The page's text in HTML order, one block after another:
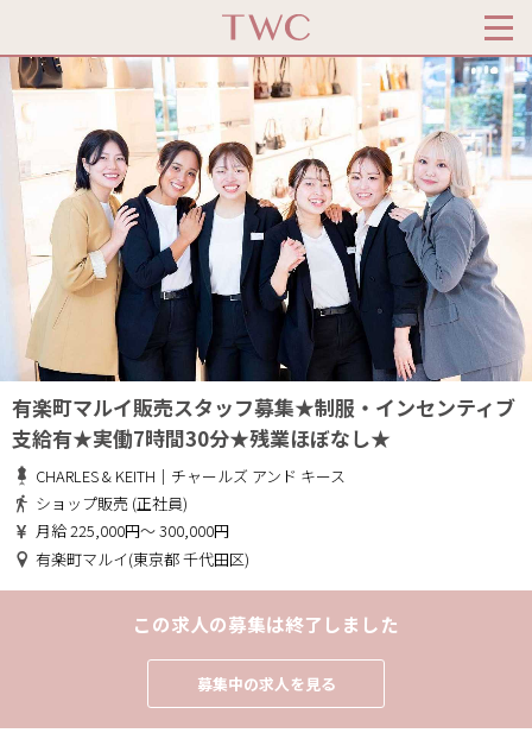
有楽町マルイ販売スタッフ募集★制服・インセンティブ
支給有★実働7時間30分★残業ほぼなし★
CHARLES & KEITH｜チャールズ アンド キース
ショップ販売 (正社員)
月給 225,000円～ 300,000円
有楽町マルイ(東京都 千代田区)
この求人の募集は終了しました
募集中の求人を見る